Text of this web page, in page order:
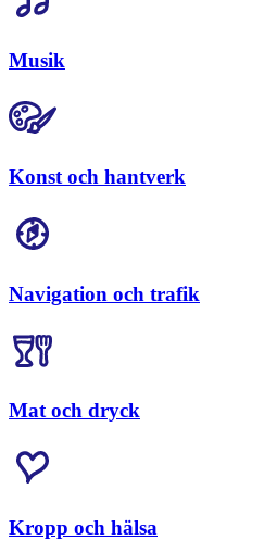
Musik
Konst och hantverk
Navigation och trafik
Mat och dryck
Kropp och hälsa